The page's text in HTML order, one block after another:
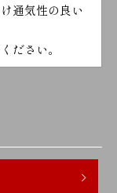
通気性の良い
ださい。